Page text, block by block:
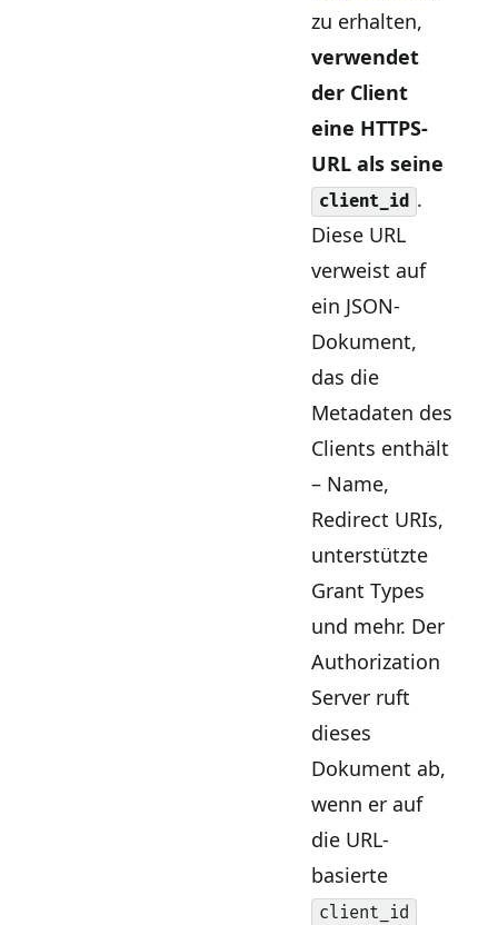
zu erhalten,
verwendet
der Client
eine HTTPS-
URL als seine
client_id .
Diese URL
verweist auf
ein JSON-
Dokument,
das die
Metadaten des
Clients enthält
– Name,
Redirect URIs,
unterstützte
Grant Types
und mehr. Der
Authorization
Server ruft
dieses
Dokument ab,
wenn er auf
die URL-
basierte
client_id